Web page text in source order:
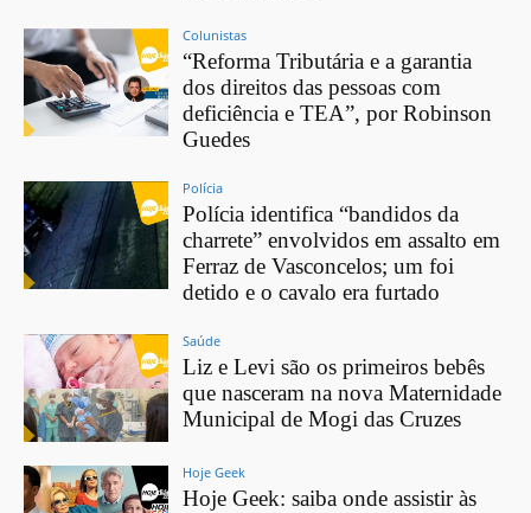
Colunistas
“Reforma Tributária e a garantia
dos direitos das pessoas com
deficiência e TEA”, por Robinson
Guedes
Polícia
Polícia identifica “bandidos da
charrete” envolvidos em assalto em
Ferraz de Vasconcelos; um foi
detido e o cavalo era furtado
Saúde
Liz e Levi são os primeiros bebês
que nasceram na nova Maternidade
Municipal de Mogi das Cruzes
Hoje Geek
Hoje Geek: saiba onde assistir às